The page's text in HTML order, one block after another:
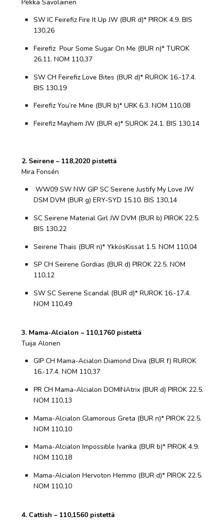
Pekka Savolainen
SW IC Feirefiz Fire It Up JW (BUR d)* PIROK 4.9. BIS
130,26
Feirefiz Pour Some Sugar On Me (BUR n)* TUROK
26.11. NOM 110,37
SW CH Feirefiz Love Bites (BUR d)* RUROK 16.-17.4.
BIS 130,19
Feirefiz You’re Mine (BUR b)* URK 6.3. NOM 110,08
Feirefiz Mayhem JW (BUR e)* SUROK 24.1. BIS 130,14
2. Seirene – 118,2020 pistettä
Mira Fonsén
WW09 SW NW GIP SC Seirene Justify My Love JW
DSM DVM (BUR g) ERY-SYD 15.10. BIS 130,14
SC Seirene Material Girl JW DVM (BUR b) PIROK 22.5.
BIS 130,22
Seirene Thaïs (BUR n)* YkkösKissat 1.5. NOM 110,04
SP CH Seirene Gordias (BUR d) PIROK 22.5. NOM
110,12
SW SC Seirene Scandal (BUR d)* RUROK 16.-17.4.
NOM 110,49
3. Mama-Alcialon – 110,1760 pistettä
Tuija Alonen
GIP CH Mama-Acialon Diamond Diva (BUR f) RUROK
16.-17.4. NOM 110,37
PR CH Mama-Alcialon DOMINAtrix (BUR d) PIROK 22.5.
NOM 110,13
Mama-Alcialon Glamorous Greta (BUR n)* PIROK 22.5.
NOM 110,10
Mama-Alcialon Impossible Ivanka (BUR b)* PIROK 4.9.
NOM 110,18
Mama-Alcialon Hervoton Hemmo (BUR d)* PIROK 22.5.
NOM 110,10
4. Cattish – 110,1560 pistettä